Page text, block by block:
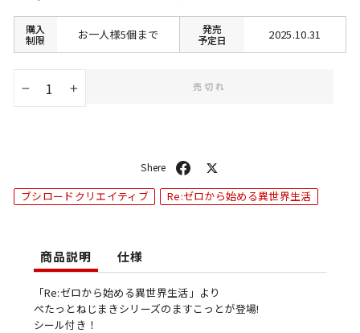
価 格
購入
制限
お一人様5個まで
発売
予定日
2025.10.31
+
売切れ
シ
ア
ト
ブシロードクリエイティブ Re:ゼロから始める異世界生活
商品説明 仕様
「Re:ゼロから始める異世界生活」より
ぺたっとねじまきシリーズのますこっとが登場!
シール付き！